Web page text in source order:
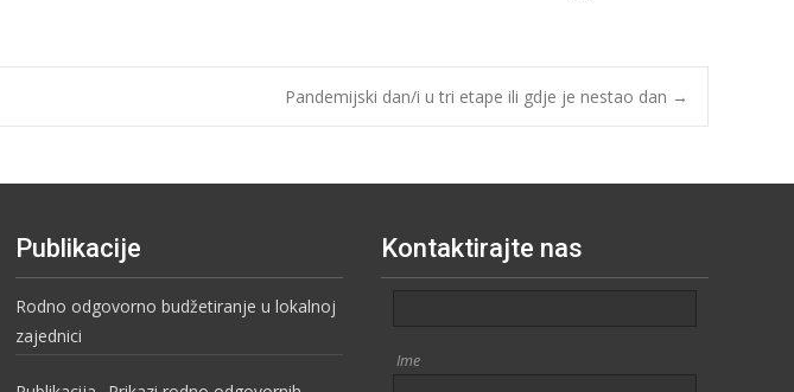
Pandemijski dan/i u tri etape ili gdje je nestao dan →
Publikacije
Rodno odgovorno budžetiranje u lokalnoj
zajednici
Kontaktirajte nas
Ime